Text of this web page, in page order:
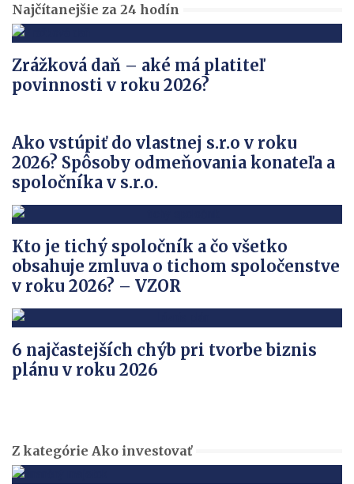
Najčítanejšie za 24 hodín
Zrážková daň – aké má platiteľ
povinnosti v roku 2026?
Ako vstúpiť do vlastnej s.r.o v roku
2026? Spôsoby odmeňovania konateľa a
spoločníka v s.r.o.
Kto je tichý spoločník a čo všetko
obsahuje zmluva o tichom spoločenstve
v roku 2026? – VZOR
6 najčastejších chýb pri tvorbe biznis
plánu v roku 2026
Z kategórie Ako investovať